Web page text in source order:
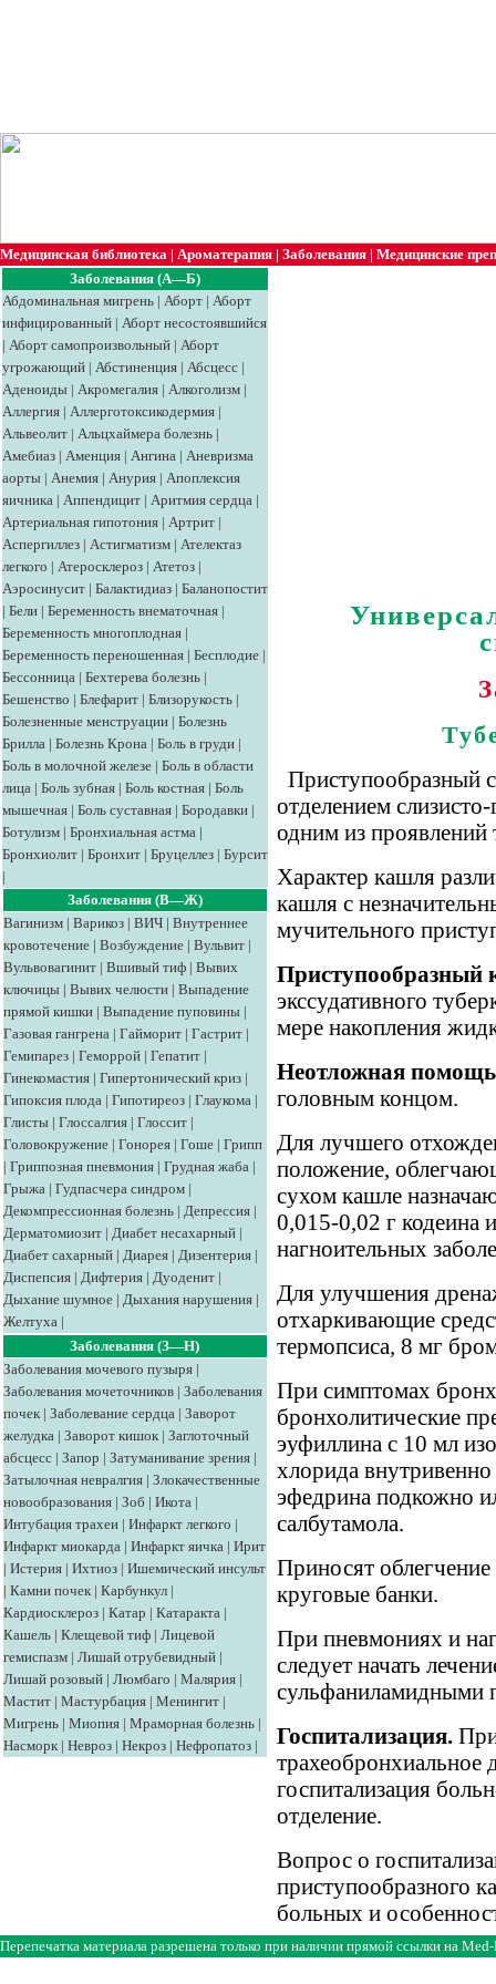
Медицинская библиотека | Ароматерапия | Заболевания | Медицинские
Заболевания (А—Б)
Абдоминальная мигрень | Аборт | Аборт
инфицированный | Аборт несостоявшийся
| Аборт самопроизвольный | Аборт
угрожающий | Абстиненция | Абсцесс |
Аденоиды | Акромегалия | Алкоголизм |
Аллергия | Аллерготоксикодермия |
Альвеолит | Альцхаймера болезнь |
Амебиаз | Аменция | Ангина | Аневризма
аорты | Анемия | Анурия | Апоплексия
яичника | Аппендицит | Аритмия сердца |
Артериальная гипотония | Артрит |
Аспергиллез | Астигматизм | Ателектаз
легкого | Атеросклероз | Атетоз |
Аэросинусит | Балактидиаз | Баланопостит
| Бели | Беременность внематочная |
Беременность многоплодная |
Беременность переношенная | Бесплодие |
Бессонница | Бехтерева болезнь |
Бешенство | Блефарит | Близорукость |
Болезненные менструации | Болезнь
Брилла | Болезнь Крона | Боль в груди |
Боль в молочной железе | Боль в области
лица | Боль зубная | Боль костная | Боль
мышечная | Боль суставная | Бородавки |
Ботулизм | Бронхиальная астма |
Бронхиолит | Бронхит | Бруцеллез | Бурсит
|
Заболевания (В—Ж)
Вагинизм | Варикоз | ВИЧ | Внутреннее
кровотечение | Возбуждение | Вульвит |
Вульвовагинит | Вшивый тиф | Вывих
ключицы | Вывих челюсти | Выпадение
прямой кишки | Выпадение пуповины |
Газовая гангрена | Гайморит | Гастрит |
Гемипарез | Геморрой | Гепатит |
Гинекомастия | Гипертонический криз |
Гипоксия плода | Гипотиреоз | Глаукома |
Глисты | Глоссалгия | Глоссит |
Головокружение | Гонорея | Гоше | Грипп
| Гриппозная пневмония | Грудная жаба |
Грыжа | Гудпасчера синдром |
Декомпрессионная болезнь | Депрессия |
Дерматомиозит | Диабет несахарный |
Диабет сахарный | Диарея | Дизентерия |
Диспепсия | Дифтерия | Дуоденит |
Дыхание шумное | Дыхания нарушения |
Желтуха |
Заболевания (З—Н)
Заболевания мочевого пузыря |
Заболевания мочеточников | Заболевания
почек | Заболевание сердца | Заворот
желудка | Заворот кишок | Заглоточный
абсцесс | Запор | Затуманивание зрения |
Затылочная невралгия | Злокачественные
новообразования | Зоб | Икота |
Интубация трахеи | Инфаркт легкого |
Инфаркт миокарда | Инфаркт яичка | Ирит
| Истерия | Ихтиоз | Ишемический инсульт
| Камни почек | Карбункул |
Кардиосклероз | Катар | Катаракта |
Кашель | Клещевой тиф | Лицевой
гемиспазм | Лишай отрубевидный |
Лишай розовый | Люмбаго | Малярия |
Мастит | Мастурбация | Менингит |
Мигрень | Миопия | Мраморная болезнь |
Насморк | Невроз | Некроз | Нефропатоз |
Приступообразный
отделением
одним из проявлений
Характер кашля
кашля с
мучительного
Приступообразный
экссудативного
мере накопления
Неотложная
головным концом.
Для лучшего
положение,
сухом кашле
0,015-0,02 г кодеина
нагноительных
Для улучшения
отхаркивающие
термопсиса, 8 мг
При симптомах
бронхолитические
эуфиллина с 10 мл
хлорида
эфедрина подкожно
салбутамола.
Приносят
круговые банки.
При пневмониях и
следует начать
сульфаниламидными
Госпитализация.
трахеобронхиальное
госпитализация
отделение.
Вопрос о
приступообразного
больных и
Перепечатка материала разрешена только при наличии прямой ссылки на